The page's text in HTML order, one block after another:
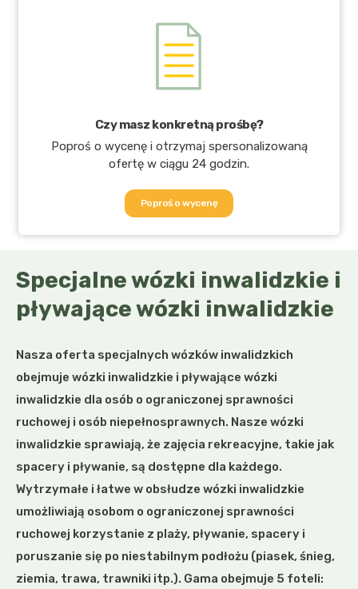
Czy masz konkretną prośbę?
Poproś o wycenę i otrzymaj spersonalizowaną
ofertę w ciągu 24 godzin.
Poproś o wycenę
Specjalne wózki inwalidzkie i
pływające wózki inwalidzkie
Nasza oferta specjalnych wózków inwalidzkich
obejmuje wózki inwalidzkie i pływające wózki
inwalidzkie dla osób o ograniczonej sprawności
ruchowej i osób niepełnosprawnych. Nasze wózki
inwalidzkie sprawiają, że zajęcia rekreacyjne, takie jak
spacery i pływanie, są dostępne dla każdego.
Wytrzymałe i łatwe w obsłudze wózki inwalidzkie
umożliwiają osobom o ograniczonej sprawności
ruchowej korzystanie z plaży, pływanie, spacery i
poruszanie się po niestabilnym podłożu (piasek, śnieg,
ziemia, trawa, trawniki itp.). Gama obejmuje 5 foteli: